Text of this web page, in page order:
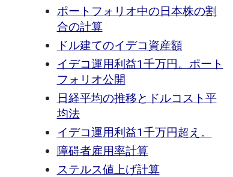
ポートフォリオ中の日本株の割
合の計算
ドル建てのイデコ資産額
イデコ運用利益1千万円。ポート
フォリオ公開
日経平均の推移とドルコスト平
均法
イデコ運用利益1千万円超え。
障碍者雇用率計算
ステルス値上げ計算